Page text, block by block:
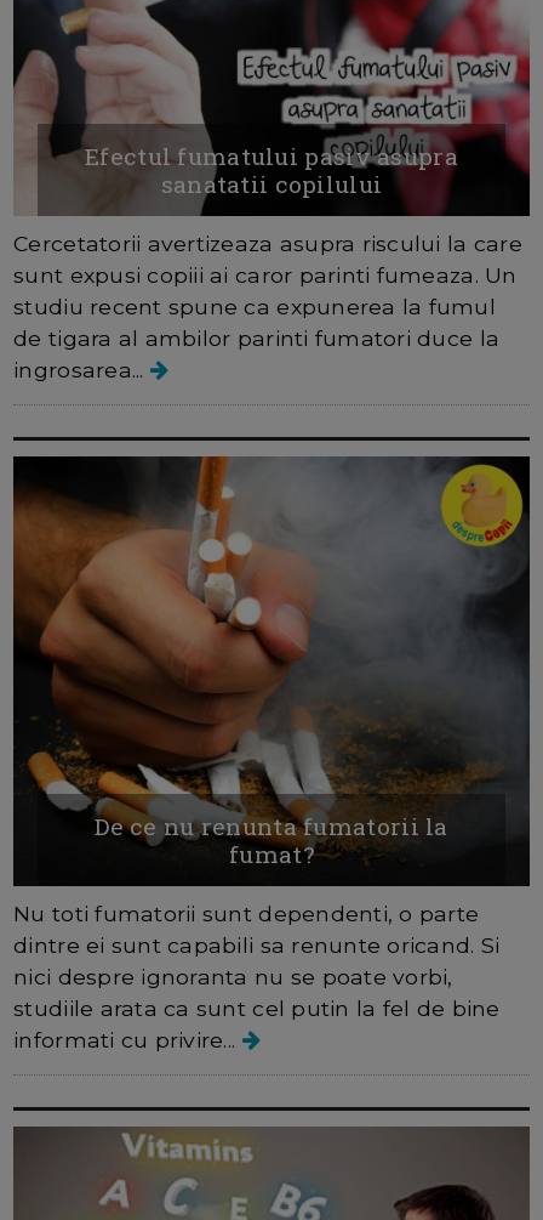
Efectul fumatului pasiv asupra
sanatatii copilului
Cercetatorii avertizeaza asupra riscului la care
sunt expusi copiii ai caror parinti fumeaza. Un
studiu recent spune ca expunerea la fumul
de tigara al ambilor parinti fumatori duce la
ingrosarea...
De ce nu renunta fumatorii la
fumat?
Nu toti fumatorii sunt dependenti, o parte
dintre ei sunt capabili sa renunte oricand. Si
nici despre ignoranta nu se poate vorbi,
studiile arata ca sunt cel putin la fel de bine
informati cu privire...